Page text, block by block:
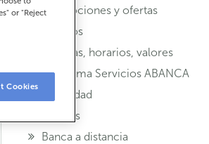
Promociones y ofertas
Seguros
Oficinas, horarios, valores
Programa Servicios ABANCA
Seguridad
Tarjetas
Banca a distancia
or "Reject
Cookies